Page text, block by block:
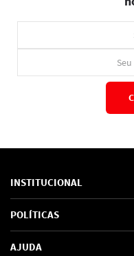
INSTITUCIONAL
Sobre Nós
Marcas
SAC de marcas
POLÍTICAS
Política de Privacidade
AJUDA